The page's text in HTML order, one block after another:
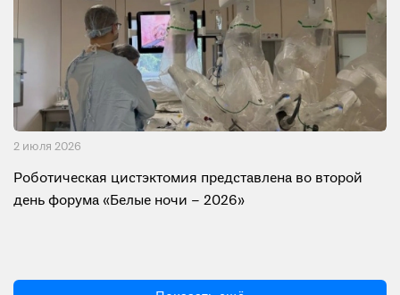
2 июля 2026
Роботическая цистэктомия представлена во второй
день форума «Белые ночи – 2026»